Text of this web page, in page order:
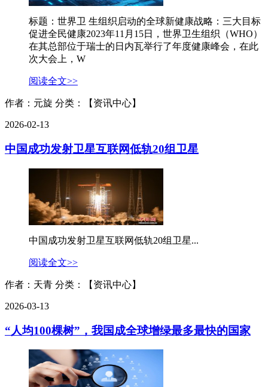
标题：世界卫 生组织启动的全球新健康战略：三大目标
促进全民健康2023年11月15日，世界卫生组织（WHO）
在其总部位于瑞士的日内瓦举行了年度健康峰会，在此
次大会上，W
阅读全文>>
作者：元旋 分类：【资讯中心】
2026-02-13
中国成功发射卫星互联网低轨20组卫星
中国成功发射卫星互联网低轨20组卫星...
阅读全文>>
作者：天青 分类：【资讯中心】
2026-03-13
“人均100棵树”，我国成全球增绿最多最快的国家